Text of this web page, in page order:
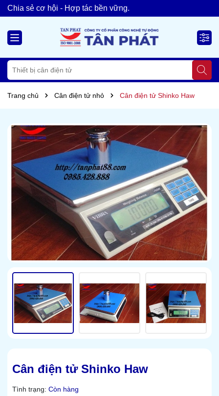
TÂN PHÁT XIN CHÀO!
Trang chủ Cân điện tử nhỏ Cân điện tử Shinko Haw
Cân điện tử Shinko Haw
Tình trạng: Còn hàng